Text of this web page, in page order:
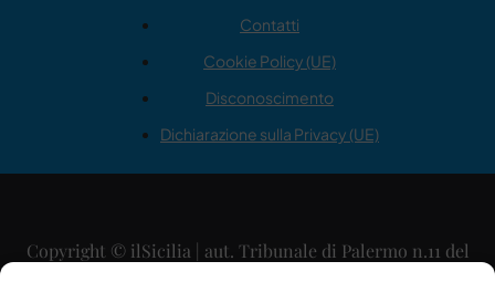
Contatti
Cookie Policy (UE)
Disconoscimento
Dichiarazione sulla Privacy (UE)
Copyright © ilSicilia | aut. Tribunale di Palermo n.11 del